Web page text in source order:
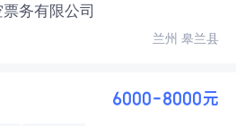
务有限公司
兰州 皋兰县
6000-8000元